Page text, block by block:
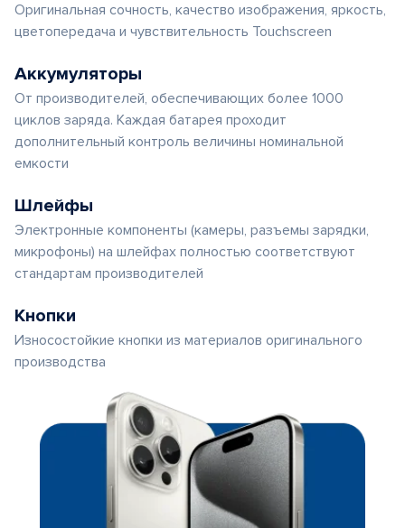
Оригинальная сочность, качество изображения, яркость,
цветопередача и чувствительность Touchscreen
Аккумуляторы
От производителей, обеспечивающих более 1000
циклов заряда. Каждая батарея проходит
дополнительный контроль величины номинальной
емкости
Шлейфы
Электронные компоненты (камеры, разъемы зарядки,
микрофоны) на шлейфах полностью соответствуют
стандартам производителей
Кнопки
Износостойкие кнопки из материалов оригинального
производства